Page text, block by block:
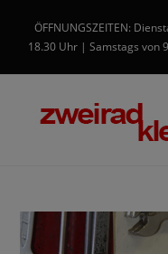
ÖFFNUNGSZEITEN:
18.30 Uhr | Samstags von